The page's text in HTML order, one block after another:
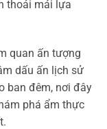
thoải mái lựa
quan ấn tượng
dấu ấn lịch sử
ban đêm, nơi đây
phá ẩm thực